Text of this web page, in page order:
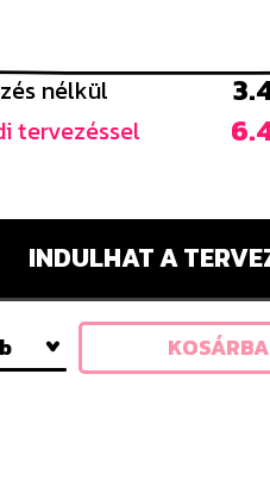
nélkül
tervezéssel
INDULHAT A
KOSÁRBA